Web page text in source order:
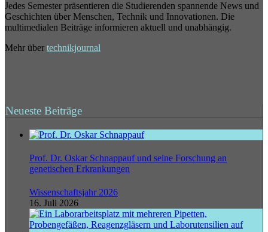
Jedes Semester präsentieren die Studierenden spannende News und
Geschichten über Menschen, Technik und Innovationen. Die
multimedialen Beiträge informieren aktuell und unabhängig.
Mehr über technikjournal
Neueste Beiträge
Prof. Dr. Oskar Schnappauf und seine Forschung an
genetischen Erkrankungen
Wissenschaftsjahr 2026
16. Juli 2026